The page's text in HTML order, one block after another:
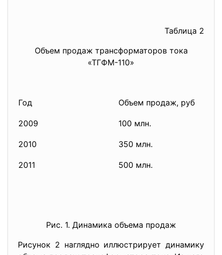
Таблица 2
Объем продаж трансформаторов тока
«ТГФМ-110»
Год Объем продаж, руб
2009 100 млн.
2010 350 млн.
2011 500 млн.
Рис. 1. Динамика объема продаж
Рисунок 2 наглядно иллюстрирует динамику